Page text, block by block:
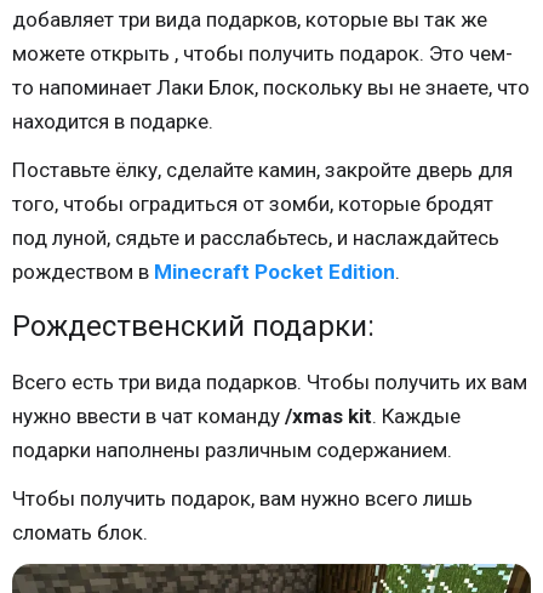
добавляет три вида подарков, которые вы так же
можете открыть , чтобы получить подарок. Это чем-
то напоминает Лаки Блок, поскольку вы не знаете, что
находится в подарке.
Поставьте ёлку, сделайте камин, закройте дверь для
того, чтобы оградиться от зомби, которые бродят
под луной, сядьте и расслабьтесь, и наслаждайтесь
рождеством в Minecraft Pocket Edition.
Рождественский подарки:
Всего есть три вида подарков. Чтобы получить их вам
нужно ввести в чат команду /xmas kit. Каждые
подарки наполнены различным содержанием.
Чтобы получить подарок, вам нужно всего лишь
сломать блок.